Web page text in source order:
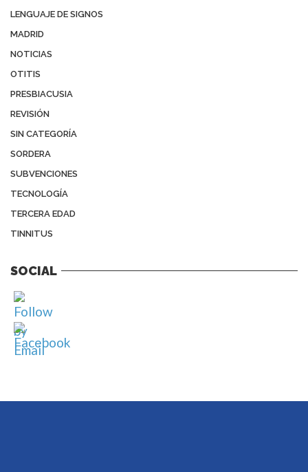
LENGUAJE DE SIGNOS
MADRID
NOTICIAS
OTITIS
PRESBIACUSIA
REVISIÓN
SIN CATEGORÍA
SORDERA
SUBVENCIONES
TECNOLOGÍA
TERCERA EDAD
TINNITUS
SOCIAL